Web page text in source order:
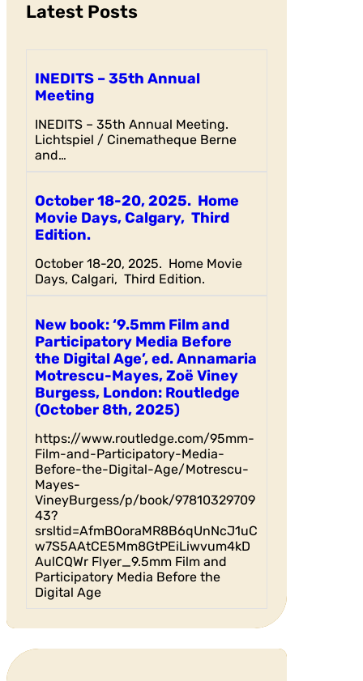
Latest Posts
INEDITS – 35th Annual
Meeting
INEDITS – 35th Annual Meeting.
Lichtspiel / Cinematheque Berne
and…
October 18-20, 2025. Home
Movie Days, Calgary, Third
Edition.
October 18-20, 2025. Home Movie
Days, Calgari, Third Edition.
New book: ‘9.5mm Film and
Participatory Media Before
the Digital Age’, ed. Annamaria
Motrescu-Mayes, Zoë Viney
Burgess, London: Routledge
(October 8th, 2025)
https://www.routledge.com/95mm-
Film-and-Participatory-Media-
Before-the-Digital-Age/Motrescu-
Mayes-
VineyBurgess/p/book/97810329709
43?
srsltid=AfmBOoraMR8B6qUnNcJ1uC
w7S5AAtCE5Mm8GtPEiLiwvum4kD
AulCQWr Flyer_9.5mm Film and
Participatory Media Before the
Digital Age